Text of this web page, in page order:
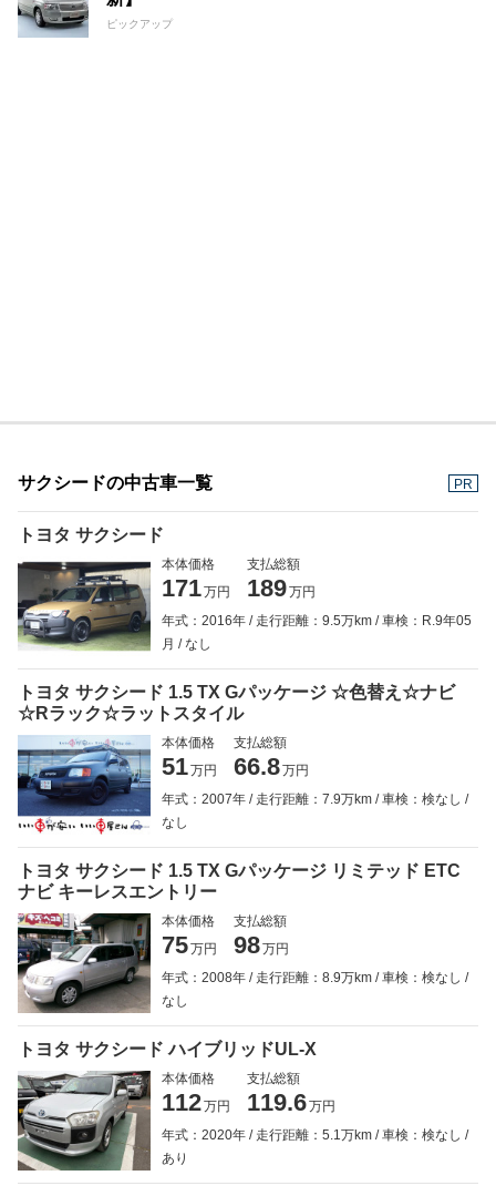
ピックアップ
サクシードの中古車一覧 PR
トヨタ サクシード
本体価格
171万円
支払総額
189万円
年式：2016年
走行距離：9.5万km
車検：R.9年05
月
なし
トヨタ サクシード 1.5 TX Gパッケージ ☆色替え☆ナビ
☆Rラック☆ラットスタイル
本体価格
51万円
支払総額
66.8万円
年式：2007年
走行距離：7.9万km
車検：検なし
なし
トヨタ サクシード 1.5 TX Gパッケージ リミテッド ETC
ナビ キーレスエントリー
本体価格
75万円
支払総額
98万円
年式：2008年
走行距離：8.9万km
車検：検なし
なし
トヨタ サクシード ハイブリッドUL-X
本体価格
112万円
支払総額
119.6万円
年式：2020年
走行距離：5.1万km
車検：検なし
あり